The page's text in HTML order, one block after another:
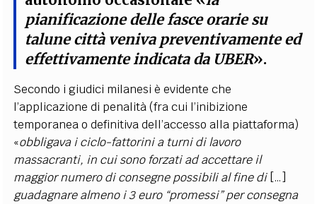
pianificazione delle fasce orarie su
talune città veniva preventivamente ed
effettivamente indicata da UBER».
Secondo i giudici milanesi è evidente che
l’applicazione di penalità (fra cui l’inibizione
temporanea o definitiva dell’accesso alla piattaforma)
«obbligava i ciclo-fattorini a turni di lavoro
massacranti, in cui sono forzati ad accettare il
maggior numero di consegne possibili al fine di[…]
guadagnare almeno i 3 euro “promessi” per consegna